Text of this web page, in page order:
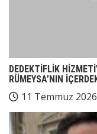
DEDEKTİFLİK
RÜMEYSA’NIN
11 Temmuz 2026